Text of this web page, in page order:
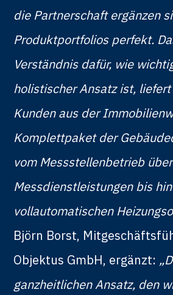
die Partnerschaft ergänzen
Produktportfolios perfekt.
Verständnis dafür, wie
holistischer Ansatz ist,
Kunden aus der
Komplettpaket der
vom Messstellenbetrieb
Messdienstleistungen bis
vollautomatischen
Björn Borst,
Objektus GmbH, ergänzt:
ganzheitlichen Ansatz, den